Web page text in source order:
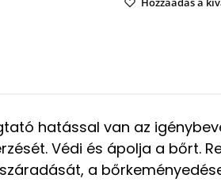
hatással van az
Védi és ápolja a bőrt.
a